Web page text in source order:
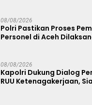
08/08/2026
Polri Pastikan Proses
Personel di Aceh
08/08/2026
Kapolri Dukung Dialog
RUU Ketenagakerjaan,